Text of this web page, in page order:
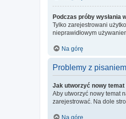
Podczas próby wysłania
Tylko zarejestrowani
nieprawidłowym
Na górę
Problemy z pisaniem
Jak utworzyć nowy temat
Aby utworzyć nowy temat
zarejestrować. Na dole
Na górę